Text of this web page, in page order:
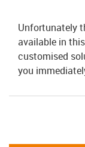
Unfortunately
available in
customised
you